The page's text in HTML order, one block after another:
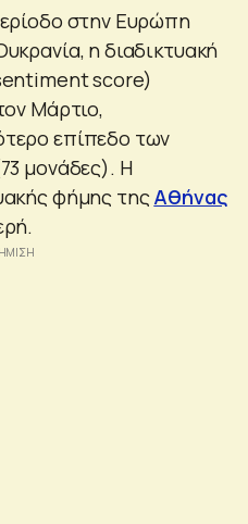
στην Ευρώπη
η διαδικτυακή
score)
Μάρτιο,
επίπεδο των
μονάδες). Η
φήμης τηςΑθήνας